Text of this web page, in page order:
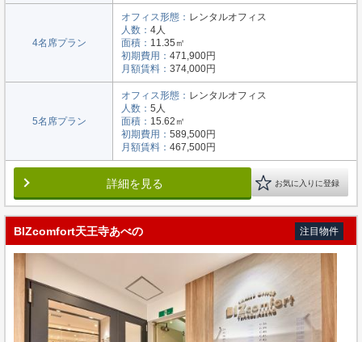
4名席プラン
オフィス形態： レンタルオフィス
人数： 4人
面積： 11.35㎡
初期費用： 471,900円
月額賃料： 374,000円
5名席プラン
オフィス形態： レンタルオフィス
人数： 5人
面積： 15.62㎡
初期費用： 589,500円
月額賃料： 467,500円
詳細を見る お気に入りに登録
BIZcomfort天王寺あべの 注目物件